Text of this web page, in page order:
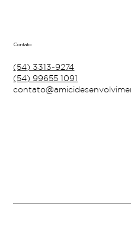
Contato
(54) 3313-9274
(54) 99655 1091